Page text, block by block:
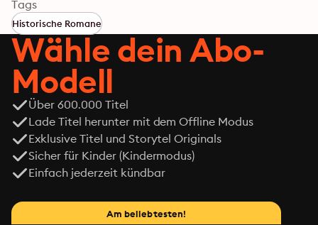
Umständen alles verlor. Seine Spurensuche führt Jakob
bis nach Rio de Janeiro. Dort trifft er die Tochter des
jüdischen Besitzers der Drogerie, in der die Karriere
seines Großvaters einst begann. Jakob erfährt, was
hinter Aufstieg und Fall des Familienimperiums steckt.
In seinem Roman erzählt Andreas Wunn eine große
Geschichte von Vätern und Söhnen, Schuld und
Sprachlosigkeit zwischen den Generationen und dem
Glück einer Familie, das in den Händen zerrinnt wie
Pulver.
Tags
Historische Romane
Wähle dein Abo-
Modell
Über 600.000 Titel
Lade Titel herunter mit dem Offline Modus
Exklusive Titel und Storytel Originals
Sicher für Kinder (Kindermodus)
Einfach jederzeit kündbar
Am beliebtesten!